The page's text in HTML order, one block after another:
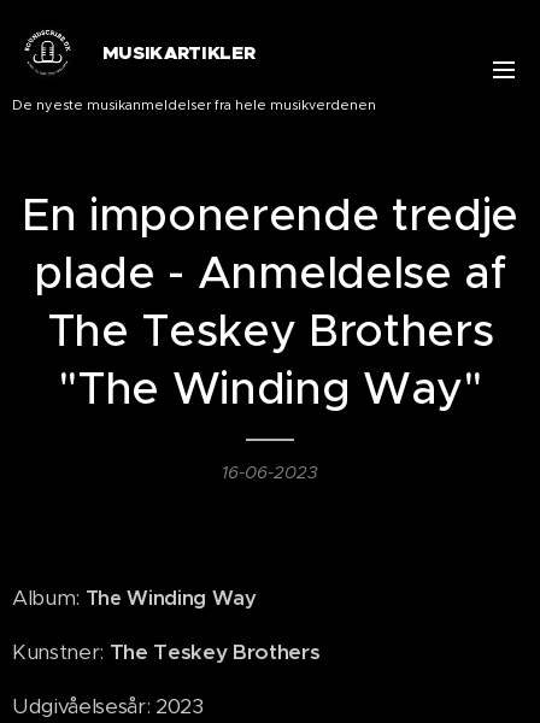
MUSIKARTIKLER
De nyeste musikanmeldelser fra hele musikverdenen
En imponerende tredje
plade - Anmeldelse af
The Teskey Brothers
"The Winding Way"
16-06-2023
Album: The Winding Way
Kunstner: The Teskey Brothers
Udgivåelsesår: 2023